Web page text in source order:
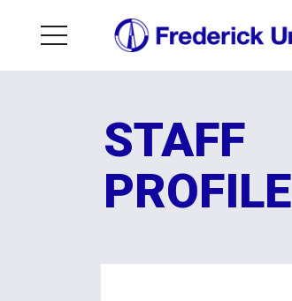
STAFF
PROFILE